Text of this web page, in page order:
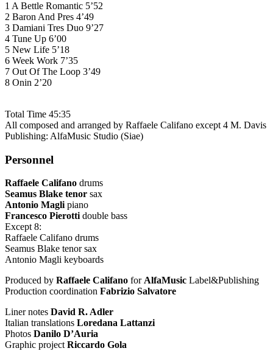
1 A Bettle Romantic 5’52
2 Baron And Pres 4’49
3 Damiani Tres Duo 9’27
4 Tune Up 6’00
5 New Life 5’18
6 Week Work 7’35
7 Out Of The Loop 3’49
8 Onin 2’20
Total Time 45:35
All composed and arranged by Raffaele Califano except 4 M. Davis
Publishing: AlfaMusic Studio (Siae)
Personnel
Raffaele Califano drums
Seamus Blake tenor sax
Antonio Maglipiano
Francesco Pierottidouble bass
Except 8:
Raffaele Califano drums
Seamus Blake tenor sax
Antonio Magli keyboards
Produced by Raffaele Califano forAlfaMusic Label&Publishing
Production coordination Fabrizio Salvatore
Liner notes David R. Adler
Italian translations Loredana Lattanzi
Photos Danilo D’Auria
Graphic projectRiccardo Gola